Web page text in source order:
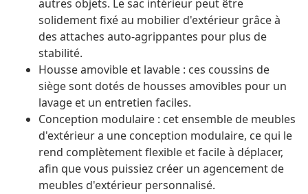
autres objets. Le sac intérieur peut être
solidement fixé au mobilier d'extérieur grâce à
des attaches auto-agrippantes pour plus de
stabilité.
Housse amovible et lavable : ces coussins de
siège sont dotés de housses amovibles pour un
lavage et un entretien faciles.
Conception modulaire : cet ensemble de meubles
d'extérieur a une conception modulaire, ce qui le
rend complètement flexible et facile à déplacer,
afin que vous puissiez créer un agencement de
meubles d'extérieur personnalisé.